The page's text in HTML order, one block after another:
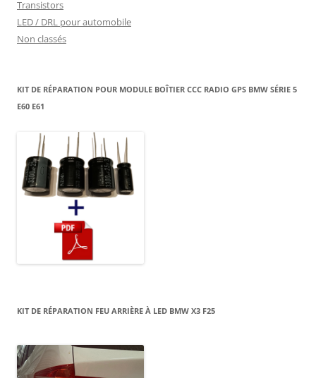
Transistors
LED / DRL pour automobile
Non classés
KIT DE RÉPARATION POUR MODULE BOÎTIER CCC RADIO GPS BMW SÉRIE 5
E60 E61
KIT DE RÉPARATION FEU ARRIÈRE À LED BMW X3 F25